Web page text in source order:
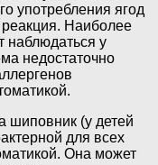
употребления ягод
реакция. Наиболее
наблюдаться у
недостаточно
шиповник (у детей
для всех
Она может